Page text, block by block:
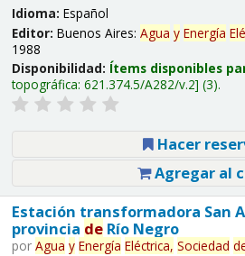
Idioma: Español
Editor: Buenos Aires: Agua y Energía
1988
Disponibilidad: Ítems disponibles
topográfica: 621.374.5/A282/v.2 (3).
Hacer
Agregar al
Estación transformadora San
provincia deRío Negro
por Agua y Energía Eléctrica, Sociedad